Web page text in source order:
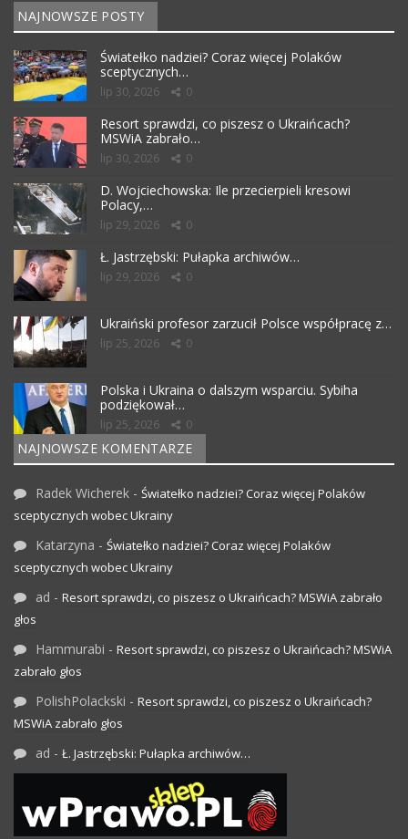
NAJNOWSZE POSTY
Światełko nadziei? Coraz więcej Polaków
sceptycznych…
lip 30, 2026 0
Resort sprawdzi, co piszesz o Ukraińcach?
MSWiA zabrało…
lip 30, 2026 0
D. Wojciechowska: Ile przecierpieli kresowi
Polacy,…
lip 29, 2026 0
Ł. Jastrzębski: Pułapka archiwów…
lip 29, 2026 0
Ukraiński profesor zarzucił Polsce współpracę z…
lip 25, 2026 0
Polska i Ukraina o dalszym wsparciu. Sybiha
podziękował…
lip 25, 2026 0
NAJNOWSZE KOMENTARZE
Radek Wicherek - Światełko nadziei? Coraz więcej Polaków
sceptycznych wobec Ukrainy
Katarzyna - Światełko nadziei? Coraz więcej Polaków
sceptycznych wobec Ukrainy
ad - Resort sprawdzi, co piszesz o Ukraińcach? MSWiA zabrało
głos
Hammurabi - Resort sprawdzi, co piszesz o Ukraińcach? MSWiA
zabrało głos
PolishPolackski - Resort sprawdzi, co piszesz o Ukraińcach?
MSWiA zabrało głos
ad - Ł. Jastrzębski: Pułapka archiwów…